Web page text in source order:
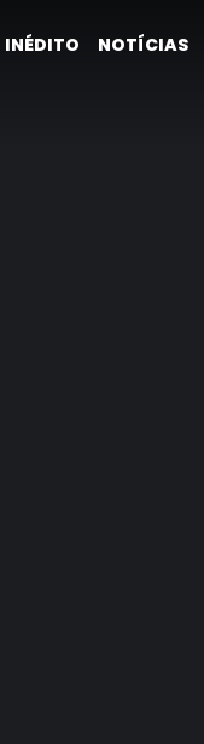
INÉDITO NOTÍCIAS